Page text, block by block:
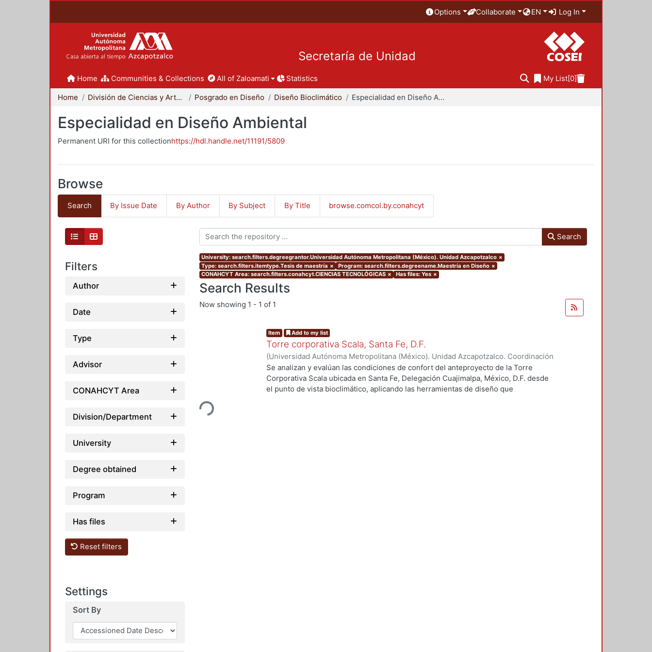
Options Collaborate EN Log In
Secretaría de Unidad
Home Communities & Collections All of Zaloamati Statistics My List[0]
Home División de Ciencias y Artes para el Diseño Posgrado en Diseño Diseño Bioclimático Especialidad en Diseño Ambiental
Especialidad en Diseño Ambiental
Permanent URI for this collectionhttps://hdl.handle.net/11191/5809
Browse
Search By Issue Date By Author By Subject By Title browse.comcol.by.conahcyt
Filters
Author
Date
Type
Advisor
CONAHCYT Area
Division/Department
University
Degree obtained
Program
Has files
Reset filters
Settings
Sort By
Search
University: search.filters.degreegrantor.Universidad Autónoma Metropolitana (México). Unidad Azcapotzalco ×
Type: search.filters.itemtype.Tesis de maestría × Program: search.filters.degreename.Maestría en Diseño ×
CONAHCYT Area: search.filters.conahcyt.CIENCIAS TECNOLÓGICAS × Has files: Yes ×
Search Results
Now showing 1 - 1 of 1
Loading...
Item Add to my list
Torre corporativa Scala, Santa Fe, D.F.
(Universidad Autónoma Metropolitana (México). Unidad Azcapotzalco. Coordinación
de Servicios de Información.,1999)Corro Eguia, Guillermo Heriberto
Se analizan y evalúan las condiciones de confort del anteproyecto de la Torre
Corporativa Scala ubicada en Santa Fe, Delegación Cuajimalpa, México, D.F. desde
el punto de vista bioclimático, aplicando las herramientas de diseño que